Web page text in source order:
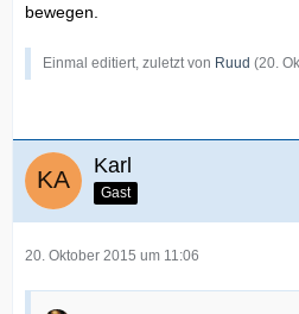
bewegen.
Einmal editiert, zuletzt von Ruud (20.
Karl
Gast
20. Oktober 2015 um 11:06